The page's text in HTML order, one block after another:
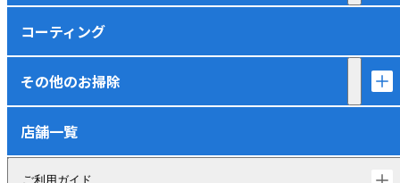
コーティング
その他のお掃除
店舗一覧
ご利用ガイド